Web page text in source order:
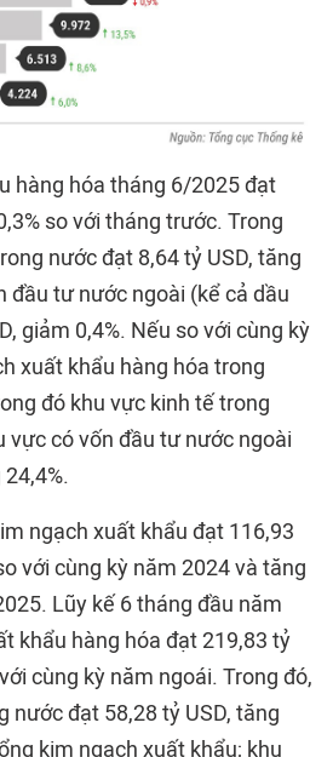
hàng hóa tháng 6/2025 đạt
so với tháng trước. Trong
nước đạt 8,64 tỷ USD, tăng
đầu tư nước ngoài (kể cả dầu
giảm 0,4%. Nếu so với cùng kỳ
xuất khẩu hàng hóa trong
đó khu vực kinh tế trong
vực có vốn đầu tư nước ngoài
ngạch xuất khẩu đạt 116,93
với cùng kỳ năm 2024 và tăng
Lũy kế 6 tháng đầu năm
khẩu hàng hóa đạt 219,83 tỷ
cùng kỳ năm ngoái. Trong đó,
nước đạt 58,28 tỷ USD, tăng
kim ngạch xuất khẩu; khu